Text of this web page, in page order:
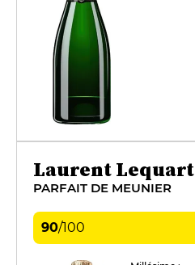
Laurent Lequart
PARFAIT DE MEUNIER
90/100